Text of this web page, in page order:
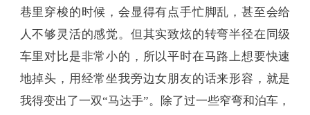
巷里穿梭的时候，会显得有点手忙脚乱，甚至会给
人不够灵活的感觉。但其实致炫的转弯半径在同级
车里对比是非常小的，所以平时在马路上想要快速
地掉头，用经常坐我旁边女朋友的话来形容，就是
我得变出了一双“马达手”。除了过一些窄弯和泊车，